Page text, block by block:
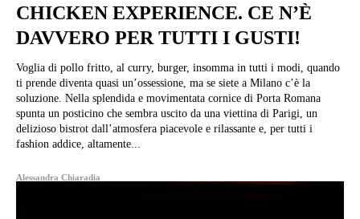
CHICKEN EXPERIENCE. CE N’È
DAVVERO PER TUTTI I GUSTI!
Voglia di pollo fritto, al curry, burger, insomma in tutti i modi, quando
ti prende diventa quasi un’ossessione, ma se siete a Milano c’è la
soluzione. Nella splendida e movimentata cornice di Porta Romana
spunta un posticino che sembra uscito da una viettina di Parigi, un
delizioso bistrot dall’atmosfera piacevole e rilassante e, per tutti i
fashion addice, altamente...
Alessandra Chiaradia